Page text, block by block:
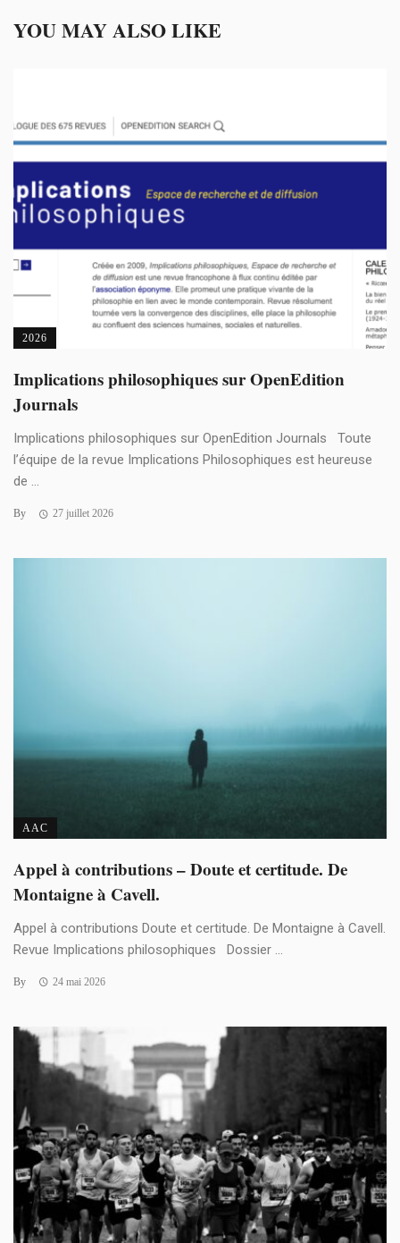
YOU MAY ALSO LIKE
2026
Implications philosophiques sur OpenEdition
Journals
Implications philosophiques sur OpenEdition Journals Toute
l’équipe de la revue Implications Philosophiques est heureuse
de ...
By 27 juillet 2026
AAC
Appel à contributions – Doute et certitude. De
Montaigne à Cavell.
Appel à contributions Doute et certitude. De Montaigne à Cavell.
Revue Implications philosophiques Dossier ...
By 24 mai 2026